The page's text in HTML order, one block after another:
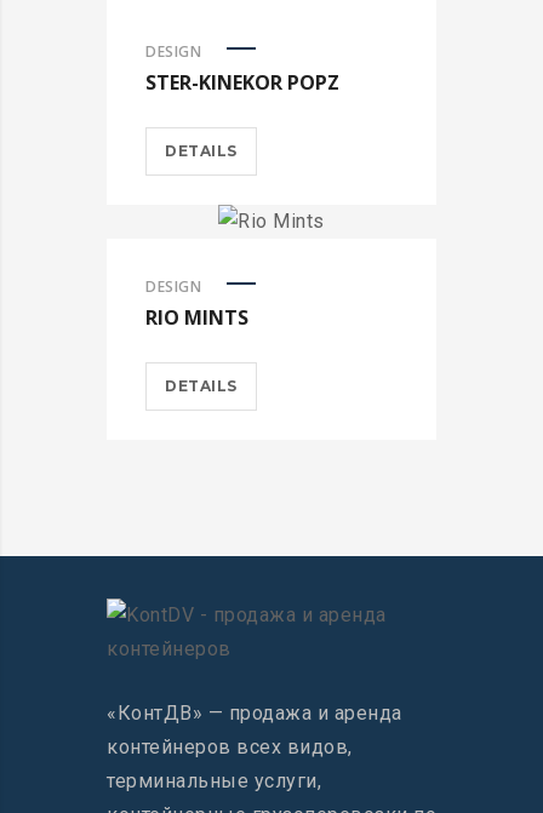
DESIGN
STER-KINEKOR POPZ
DETAILS
DESIGN
RIO MINTS
DETAILS
«КонтДВ» — продажа и аренда
контейнеров всех видов,
терминальные услуги,